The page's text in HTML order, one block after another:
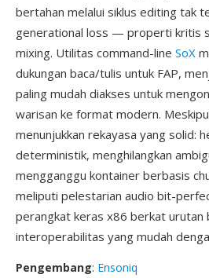
bertahan melalui siklus editing tak
generational loss — properti kritis
mixing. Utilitas command-line SoX
dukungan baca/tulis untuk FAP,
paling mudah diakses untuk
warisan ke format modern.
menunjukkan rekayasa yang solid:
deterministik, menghilangkan
mengganggu kontainer berbasis
meliputi pelestarian audio bit-
perangkat keras x86 berkat urutan
interoperabilitas yang mudah
Pengembang: Ensoniq